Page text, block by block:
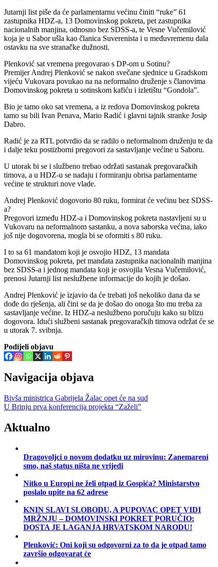
Jutarnji list piše da će parlamentarnu većinu činiti “ruke” 61
zastupnika HDZ-a, 13 Domovinskog pokreta, pet zastupnika
nacionalnih manjina, odnosno bez SDSS-a, te Vesne Vučemilović
koja je u Sabor ušla kao članica Suverenista i u međuvremenu dala
ostavku na sve stranačke dužnosti.
Plenković sat vremena pregovarao s DP-om u Sotinu?
Premijer Andrej Plenković se nakon svečane sjednice u Gradskom
vijeću Vukovara povukao na na neformalno druženje s članovima
Domovinskog pokreta u sotinskom kafiću i izletištu “Gondola”.
Bio je tamo oko sat vremena, a iz redova Domovinskog pokreta
tamo su bili Ivan Penava, Mario Radić i glavni tajnik stranke Josip
Dabro.
Radić je za RTL potvrdio da se radilo o neformalnom druženju te da
i dalje teku postizborni pregovori za sastavljanje većine u Saboru.
U utorak bi se i službeno trebao održati sastanak pregovaračkih
timova, a u HDZ-u se nadaju i formiranju obrisa parlamentarne
većine te strukturi nove vlade.
Andrej Plenković dogovorio 80 ruku, formirat će većinu bez SDSS-
a?
Pregovori između HDZ-a i Domovinskog pokreta nastavljeni su u
Vukovaru na neformalnom sastanku, a nova saborska većina, iako
još nije dogovorena, mogla bi se oformiti s 80 ruku.
I to sa 61 mandatom koji je osvojio HDZ, 13 mandata
Domovinskog pokreta, pet mandata zastupnika nacionalnih manjina
bez SDSS-a i jednog mandata koji je osvojila Vesna Vučemilović,
prenosi Jutarnji list neslužbene informacije do kojih je došao.
Andrej Plenković je izjavio da će trebati još nekoliko dana da se
dođe do rješenja, ali čini se da je došao do onoga što mu treba za
sastavljanje većine. Iz HDZ-a neslužbeno poručuju kako su blizu
dogovora. Idući službeni sastanak pregovaračkih timova održat će se
u utorak 7. svibnja.
Podijeli objavu
Navigacija objava
Bivša ministrica Gabrijela Žalac opet će na sud
U Brinju prva konferencija projekta “Zaželi”
Aktualno
Dragovoljci o novom dodatku uz mirovinu: Zanemareni
smo, naš status ništa ne vrijedi
Nitko u Europi ne želi otpad iz Gospića? Ministarstvo
poslalo upite na 62 adrese
KNIN SLAVI SLOBODU, A PUPOVAC OPET VIDI
MRŽNJU – DOMOVINSKI POKRET PORUČIO:
DOSTA JE LAGANJA HRVATSKOM NARODU!
Plenković: Oni koji su odgovorni za to da je otpad tamo
završio odgovarat će